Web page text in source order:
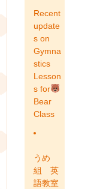
Recent
update
s on
Gymna
stics
Lesson
s for
Bear
Class
うめ
組 英
語教室